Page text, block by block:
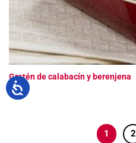
Gratén de calabacín y berenjena
1 2